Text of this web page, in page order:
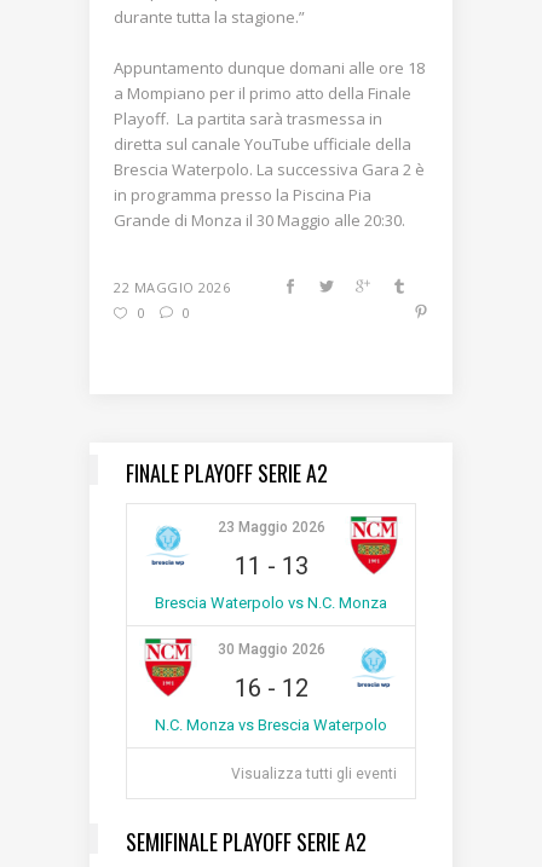
durante tutta la stagione.”
Appuntamento dunque domani alle ore 18
a Mompiano per il primo atto della Finale
Playoff. La partita sarà trasmessa in
diretta sul canale YouTube ufficiale della
Brescia Waterpolo. La successiva Gara 2 è
in programma presso la Piscina Pia
Grande di Monza il 30 Maggio alle 20:30.
22 MAGGIO 2026
0
0
FINALE PLAYOFF SERIE A2
23 Maggio 2026
11 - 13
Brescia Waterpolo vs N.C. Monza
30 Maggio 2026
16 - 12
N.C. Monza vs Brescia Waterpolo
Visualizza tutti gli eventi
SEMIFINALE PLAYOFF SERIE A2